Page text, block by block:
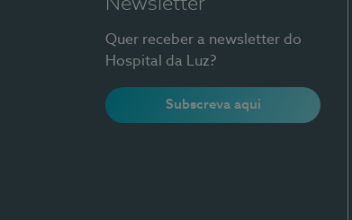
Newsletter
Quer receber a newsletter do
Hospital da Luz?
Subscreva aqui